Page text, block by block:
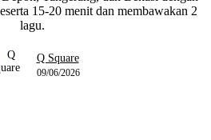
15-20 menit dan membawakan 2
lagu.
Q Square
09/06/2026